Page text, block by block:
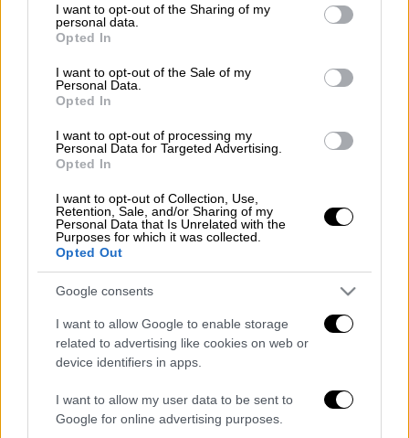
not limited to your visit or usage behaviour. You may click to
grant or deny consent to Google and its third-party tags to
use your data for below specified purposes in below Google
consent section.
I want to opt-out of the Sharing of my
personal data.
Opted In
I want to opt-out of the Sale of my
Personal Data.
Opted In
I want to opt-out of processing my
Personal Data for Targeted Advertising.
Opted In
I want to opt-out of Collection, Use,
Retention, Sale, and/or Sharing of my
Personal Data that Is Unrelated with the
Purposes for which it was collected.
Opted Out
Google consents
I want to allow Google to enable storage
related to advertising like cookies on web or
device identifiers in apps.
I want to allow my user data to be sent to
Google for online advertising purposes.
Εκτέλεση
Κόβετε τα
στη μέση.
Βάζετε από 2 μισά φύλλα το ένα πάνω στο
άλλο. Στο κέντρο τους τοποθετείτε τη
. Διπλώνετε σαν φάκελο και τα
αφήνετε στην άκρη.
για πίτες
10 τετράγωνα κομμάτια φέτα
λάδι για τηγάνισμα
1 φλιτζάνι μέλι
2 κουταλιές της σούπας ξίδι
βαλσαμικό
4 κουταλιές της σούπας σουσάμι